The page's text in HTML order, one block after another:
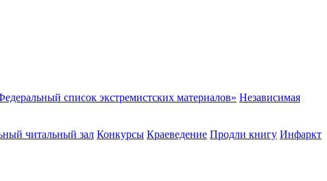
список экстремистских материалов» Независимая
читальный зал Конкурсы Краеведение Продли книгу Инфаркт